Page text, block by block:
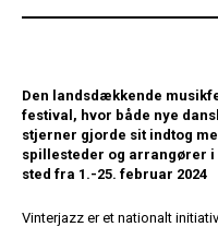
Den landsdækkende
festival, hvor både nye
stjerner gjorde sit indtog
spillesteder og arrangører
sted fra 1.-25. februar 2024
Vinterjazz er et nationalt